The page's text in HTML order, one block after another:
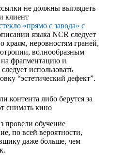
не должны выглядеть
клиент
«прямо с завода» с
языка NCR следует
краям, неровностям граней,
волнообразным
фрагментацию и
использовать
“эстетический дефект”.
контента либо берутся за
снимать кино
провели обучение
по всей вероятности,
даже больше, чем